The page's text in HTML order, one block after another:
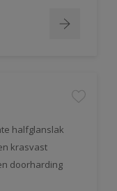
halfglanslak
krasvast
doorharding